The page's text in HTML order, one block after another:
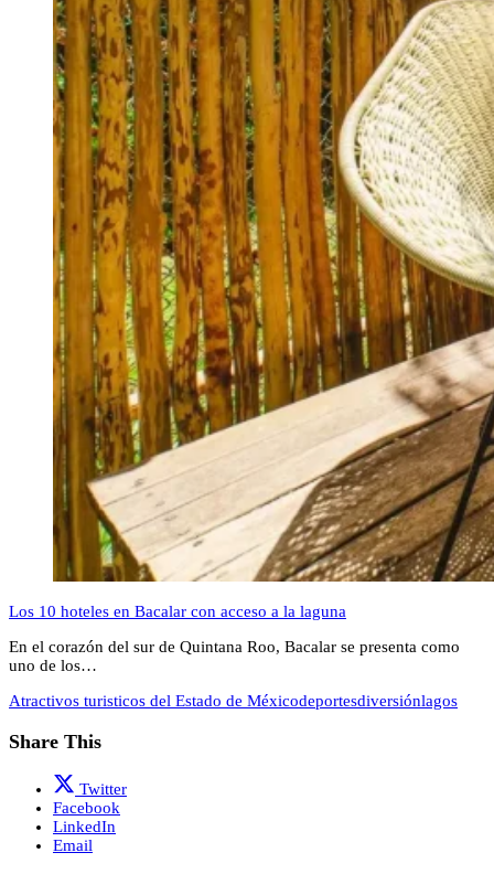
Los 10 hoteles en Bacalar con acceso a la laguna
En el corazón del sur de Quintana Roo, Bacalar se presenta como
uno de los…
Atractivos turisticos del Estado de Méxicodeportesdiversiónlagos
Share This
Twitter
Facebook
LinkedIn
Email